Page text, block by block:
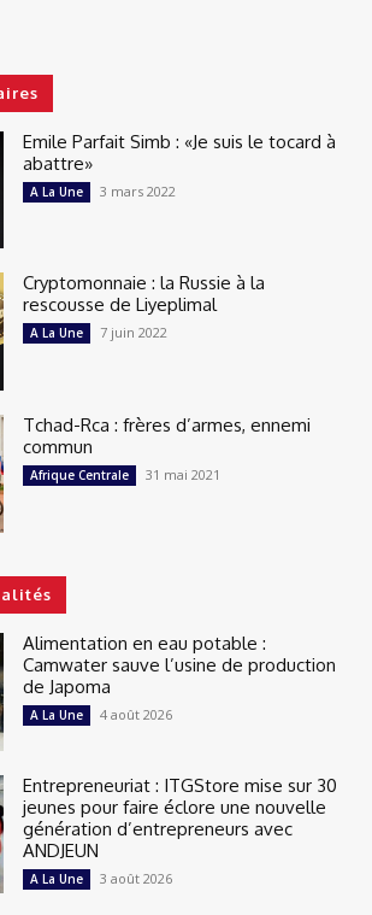
Emile Parfait Simb : «Je suis le tocard à
abattre»
A La Une 3 mars 2022
Cryptomonnaie : la Russie à la
rescousse de Liyeplimal
A La Une 7 juin 2022
Tchad-Rca : frères d’armes, ennemi
commun
Afrique Centrale 31 mai 2021
Alimentation en eau potable :
Camwater sauve l’usine de production
de Japoma
A La Une 4 août 2026
Entrepreneuriat : ITGStore mise sur 30
jeunes pour faire éclore une nouvelle
génération d’entrepreneurs avec
ANDJEUN
A La Une 3 août 2026